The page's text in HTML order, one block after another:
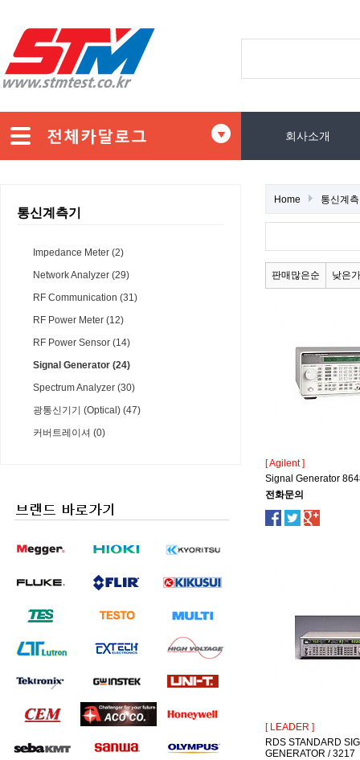
회사소개
통신계측기
Impedance Meter (2)
Network Analyzer (29)
RF Communication (31)
RF Power Meter (12)
RF Power Sensor (14)
Signal Generator (24)
Spectrum Analyzer (30)
광통신기기 (Optical) (47)
커버트레이셔 (0)
Home 통신계
판매많은순 낮은
[ Agilent ]
Signal Generator
전화문의
[ LEADER ]
RDS STANDARD
GENERATOR / 3217